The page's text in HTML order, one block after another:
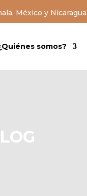
México y Nicaragua
somos?